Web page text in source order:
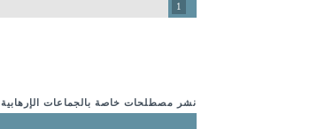
1
نشر مصطلحات خاصة بالجماعات الإرهابية